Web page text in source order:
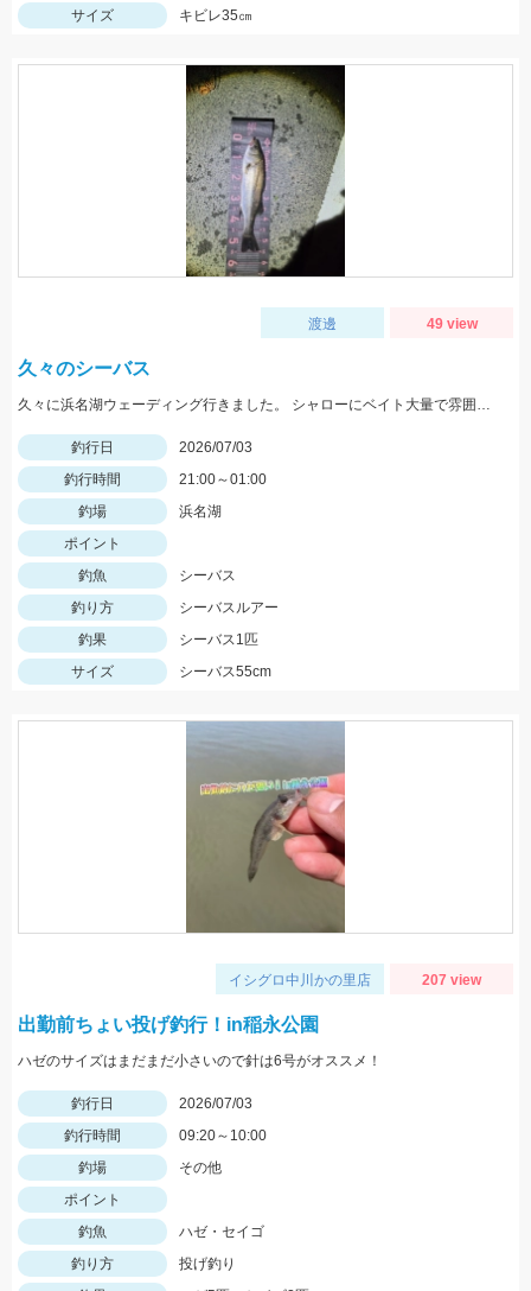
サイズ
キビレ35㎝
渡邊 49 view
久々のシーバス
久々に浜名湖ウェーディング行きました。 シャローにベイト大量で雰囲気あり。 ベイトサイズが、様々なのでルアーローテして釣れたのはコルセア65でした。 後、エイを2回掛けて、手前に寄ってくるのでビビリまくりで岸まで退避。 エイガード必須です。
釣行日
2026/07/03
釣行時間
21:00～01:00
釣場
浜名湖
ポイント
釣魚
シーバス
釣り方
シーバスルアー
釣果
シーバス1匹
サイズ
シーバス55cm
イシグロ中川かの里店 207 view
出勤前ちょい投げ釣行！in稲永公園
ハゼのサイズはまだまだ小さいので針は6号がオススメ！
釣行日
2026/07/03
釣行時間
09:20～10:00
釣場
その他
ポイント
釣魚
ハゼ・セイゴ
釣り方
投げ釣り